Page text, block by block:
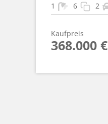
1 6 2
Kaufpreis
368.000 €